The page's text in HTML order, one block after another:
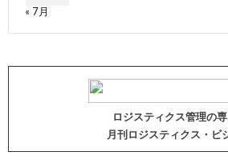
« 7月
ロジスティクス管理の
月刊ロジスティクス・ビ